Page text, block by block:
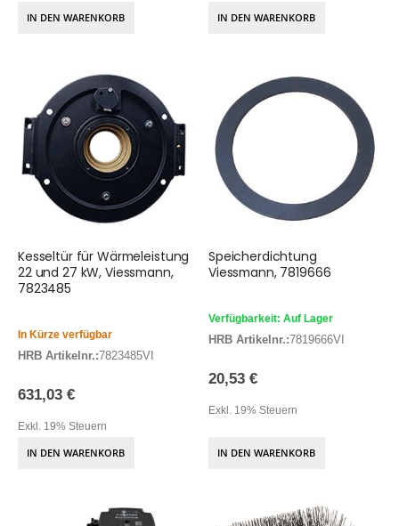
IN DEN WARENKORB IN DEN WARENKORB
Kesseltür für Wärmeleistung
22 und 27 kW, Viessmann,
7823485
In Kürze verfügbar
HRB Artikelnr.:7823485VI
631,03 €
Exkl. 19% Steuern
IN DEN WARENKORB
Speicherdichtung
Viessmann, 7819666
Verfügbarkeit: Auf Lager
HRB Artikelnr.:7819666VI
20,53 €
Exkl. 19% Steuern
IN DEN WARENKORB